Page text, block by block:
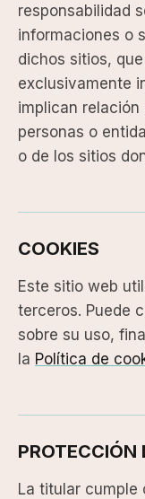
responsabilidad
informaciones o
dichos sitios,
exclusivamente
implican
personas o
o de los sitios
COOKIES
Este sitio web
terceros. Puede
sobre su uso,
la Política de
PROTECCIÓN
La titular cumple